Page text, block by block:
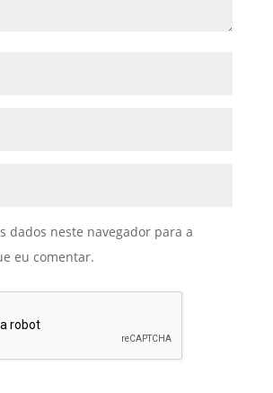
dados neste navegador para a
eu comentar.